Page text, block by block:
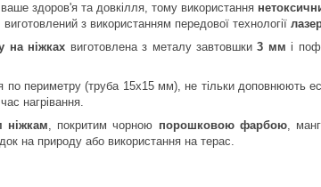
здоров'я та довкілля, тому використання
з використанням передової технології
на ніжках виготовлена з металу завтовшки3 мм і
по периметру (труба 15х15 мм), не тільки доповнюють
нагрівання.
ніжкам, покритим чорною порошковою фарбою,
на природу або використання на терас.